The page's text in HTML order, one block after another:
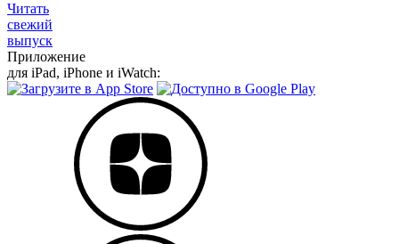
Читать
свежий
выпуск
Приложение
для iPad, iPhone и iWatch: